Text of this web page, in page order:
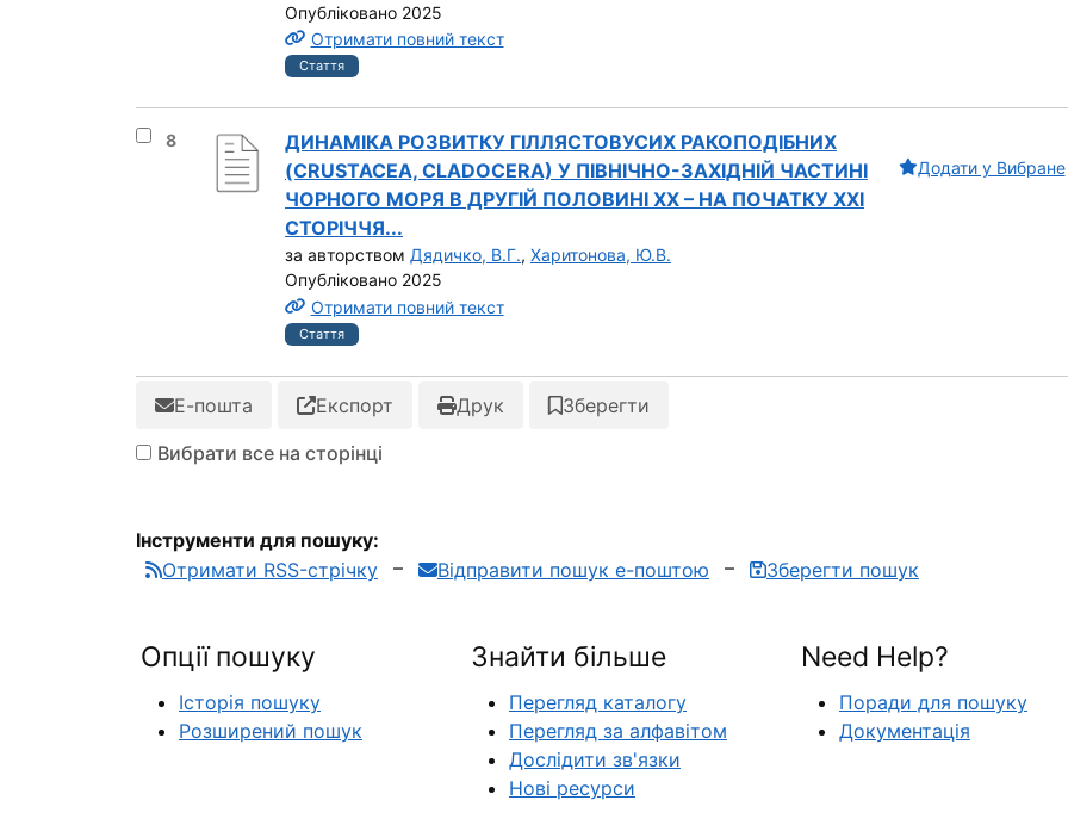
Опубліковано 2025
Отримати повний текст
Стаття
Вибрати результат під номером 8
8
ДИНАМІКА РОЗВИТКУ ГІЛЛЯСТОВУСИХ РАКОПОДІБНИХ
(CRUSTACEA, CLADOCERA) У ПІВНІЧНО-ЗАХІДНІЙ ЧАСТИНІ
ЧОРНОГО МОРЯ В ДРУГІЙ ПОЛОВИНІ ХХ – НА ПОЧАТКУ ХХІ
СТОРІЧЧЯ...
за авторством Дядичко, В.Г., Харитонова, Ю.В.
Опубліковано 2025
Отримати повний текст
Стаття
Додати у Вибране
Е-пошта Експорт Друк
Зберегти
Вибрати все на сторінці
Інструменти для пошуку:
Отримати RSS-стрічку
Відправити пошук е-поштою Зберегти пошук
Опції пошуку
Історія пошуку
Розширений пошук
Знайти більше
Перегляд каталогу
Перегляд за алфавітом
Дослідити зв'язки
Нові ресурси
Need Help?
Поради для пошуку
Документація